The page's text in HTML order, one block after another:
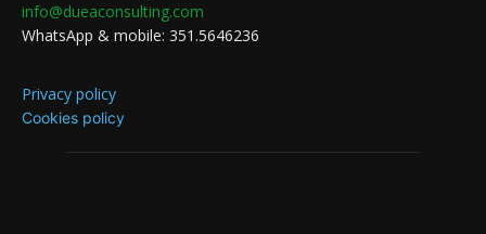
info@dueaconsulting.com
WhatsApp & mobile: 351.5646236
Privacy policy
Cookies policy